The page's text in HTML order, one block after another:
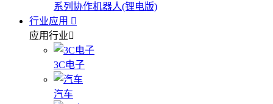
系列协作机器人(锂电版)
行业应用
应用行业
3C电子
汽车